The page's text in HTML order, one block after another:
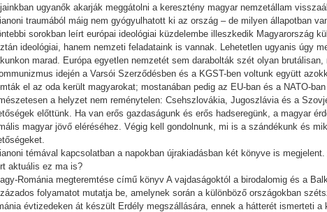
ugyanők akarják meggátolni a keresztény magyar nemzetállam
traumából máig nem gyógyulhatott ki az ország – de milyen állapotban
sorokban leírt európai ideológiai küzdelembe illeszkedik Magyarország
ideológiai, hanem nemzeti feladataink is vannak. Lehetetlen ugyanis úgy
marad. Európa egyetlen nemzetét sem darabolták szét olyan
idején a Varsói Szerződésben és a KGST-ben voltunk együtt
el az oda került magyarokat; mostanában pedig az EU-ban és a NATO-
a helyzet nem reménytelen: Csehszlovákia, Jugoszlávia és a
előttünk. Ha van erős gazdaságunk és erős hadseregünk, a magyar
magyar jövő eléréséhez. Végig kell gondolnunk, mi is a szándékunk és
témával kapcsolatban a napokban újrakiadásban két könyve is
aktuális ez ma is?
Románia megteremtése című könyv A vajdaságoktól a birodalomig és a
folyamatot mutatja be, amelynek során a különböző országokban
évtizedeken át készült Erdély megszállására, ennek a hátterét ismerteti a